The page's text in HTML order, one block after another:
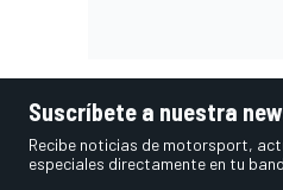
Suscríbete a nuestra
Recibe noticias de motorsport,
especiales directamente en tu